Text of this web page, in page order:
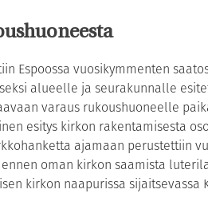
Espoossa vuosikymmenten
alueelle ja seurakunnalle
varaus rukoushuoneelle
esitys kirkon rakentamisesta
ajamaan perustettiin
oman kirkon saamista
kirkon naapurissa